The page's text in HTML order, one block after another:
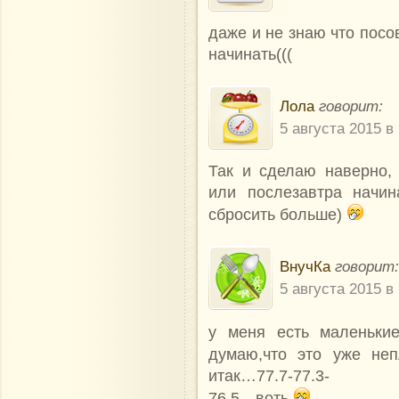
даже и не знаю что
начинать(((
Лола говорит:
5 августа 2015 в
Так и сделаю наверно,
или послезавтра
сбросить больше)
ВнучКа говорит:
5 августа 2015 в
у меня есть
думаю,что это уже
итак…77.7-77.3-